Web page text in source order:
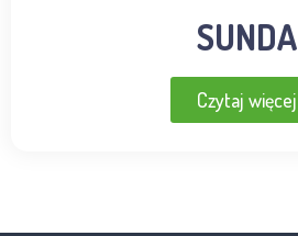
SUNDA
Czytaj więcej